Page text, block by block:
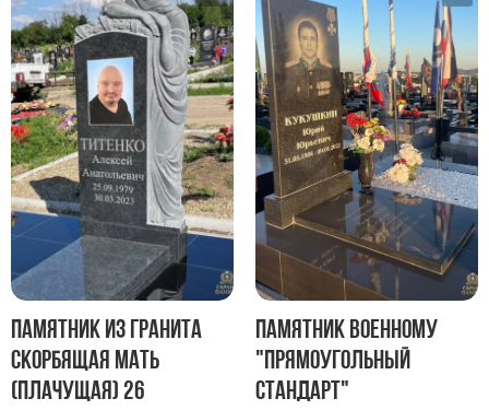
Памятник из гранита
Скорбящая мать
(Плачущая) 26
Памятник военному
"Прямоугольный
стандарт"